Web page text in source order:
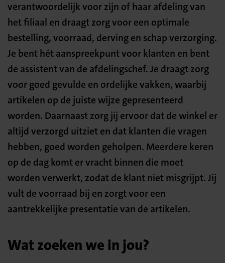
verantwoordelijk voor zijn of haar afdeling van
het filiaal en draagt zorg voor een optimale
bestelling, voorraad, derving en schap verzorging.
Je bent hét aanspreekpunt voor klanten en bent
de assistent van de afdelingschef. Je draagt zorg
voor goed gevulde en ordelijke vakken, waarbij
artikelen op de juiste wijze gepresenteerd
worden. Daarnaast zorg jij ervoor dat de winkel er
altijd verzorgd uitziet en dat klanten die vragen
hebben, goed worden geholpen. Meerdere keren
op de dag komt er vracht binnen die moet
worden verwerkt, zodat de klant niet misgrijpt. Jij
vult de voorraad bij en zorgt voor een
aantrekkelijke presentatie van de artikelen.
Wat zoeken we in jou?